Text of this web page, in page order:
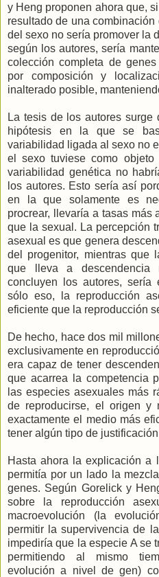
y Heng proponen ahora que,
resultado de una
del sexo no sería promover la
según los autores, sería
colección completa de
por composición y
inalterado posible,
La tesis de los autores
hipótesis en la que se
variabilidad ligada al sexo no
el sexo tuviese como objeto
variabilidad genética no
los autores. Esto sería así
en la que solamente es
procrear, llevaría a tasas más
que la sexual. La percepción
asexual es que genera
del progenitor, mientras que
que lleva a descendencia
concluyen los autores, sería
sólo eso, la reproducción
eficiente que la reproducción
De hecho, hace dos mil
exclusivamente en
era capaz de tener
que acarrea la competencia
las especies asexuales más
de reproducirse, el origen y
exactamente el medio más
tener algún tipo de
Hasta ahora la explicación a
permitía por un lado la
genes. Según Gorelick y
sobre la reproducción
macroevolución (la
permitir la supervivencia de
impediría que la especie A se
permitiendo al mismo
evolución a nivel de gen)